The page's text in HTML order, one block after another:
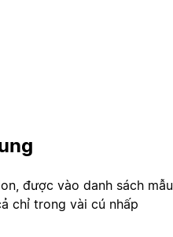
được vào danh sách mẫu
chỉ trong vài cú nhấp